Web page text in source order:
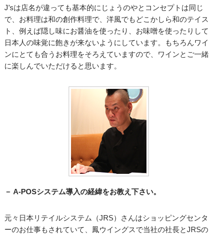
J’sは店名が違っても基本的にじょうのやとコンセプトは同じ
で、お料理は和の創作料理で、洋風でもどこかしら和のテイス
ト、例えば隠し味にお醤油を使ったり、お味噌を使ったりして
日本人の味覚に飽きが来ないようにしています。もちろんワイ
ンにとても合うお料理をそろえていますので、ワインとご一緒
に楽しんでいただけると思います。
－ A-POSシステム導入の経緯をお教え下さい。
元々日本リテイルシステム（JRS）さんはショッピングセンタ
ーのお仕事もされていて、鳳ウイングスで当社の社長とJRSの